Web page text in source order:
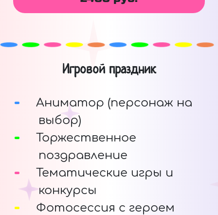
Игровой праздник
Аниматор (персонаж на
выбор)
Торжественное
поздравление
Тематические игры и
конкурсы
Фотосессия с героем